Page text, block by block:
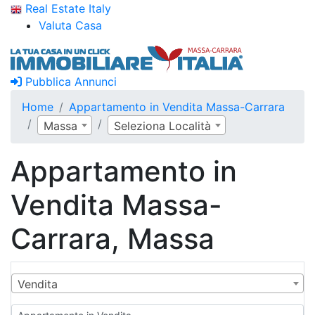
Real Estate Italy
Valuta Casa
Pubblica Annunci
Home
Appartamento in Vendita Massa-Carrara
Massa
Seleziona Località
Appartamento in
Vendita Massa-
Carrara, Massa
Vendita